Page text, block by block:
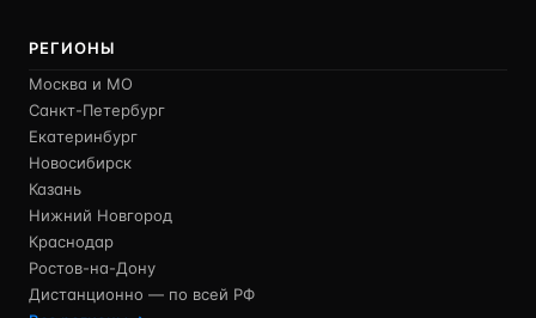
РЕГИОНЫ
Москва и МО
Санкт-Петербург
Екатеринбург
Новосибирск
Казань
Нижний Новгород
Краснодар
Ростов-на-Дону
Дистанционно — по всей РФ